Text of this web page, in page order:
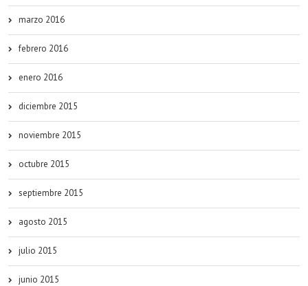
marzo 2016
febrero 2016
enero 2016
diciembre 2015
noviembre 2015
octubre 2015
septiembre 2015
agosto 2015
julio 2015
junio 2015